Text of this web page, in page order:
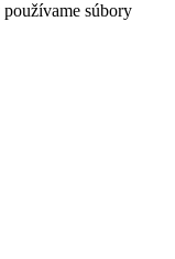
súbory